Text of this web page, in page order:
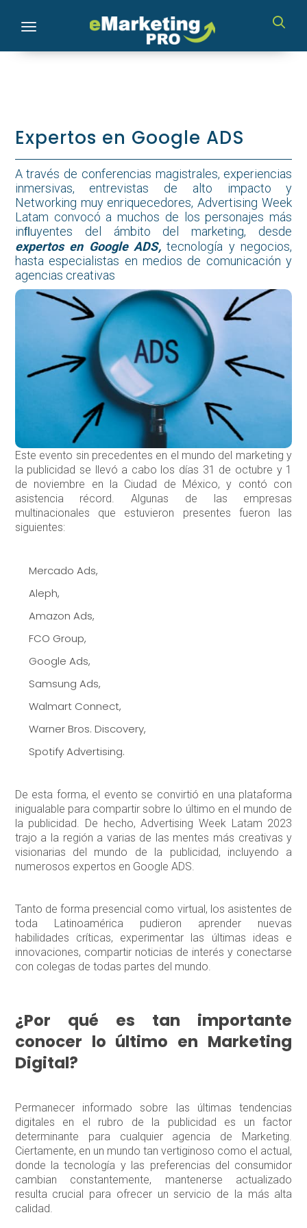
Toggle navigation
Expertos en Google ADS
A través de conferencias magistrales, experiencias
inmersivas, entrevistas de alto impacto y
Networking muy enriquecedores, Advertising Week
Latam convocó a muchos de los personajes más
inﬂuyentes del ámbito del marketing, desde
expertos en Google ADS,tecnología y negocios,
hasta especialistas en medios de comunicación y
agencias creativas
Este evento sin precedentes en el mundo del marketing y
la publicidad se llevó a cabo los días 31 de octubre y 1
de noviembre en la Ciudad de México, y contó con
asistencia récord. Algunas de las empresas
multinacionales que estuvieron presentes fueron las
siguientes:
Mercado Ads,
Aleph,
Amazon Ads,
FCO Group,
Google Ads,
Samsung Ads,
Walmart Connect,
Warner Bros. Discovery,
Spotify Advertising.
De esta forma, el evento se convirtió en una plataforma
inigualable para compartir sobre lo último en el mundo de
la publicidad. De hecho, Advertising Week Latam 2023
trajo a la región a varias de las mentes más creativas y
visionarias del mundo de la publicidad, incluyendo a
numerosos expertos en Google ADS.
Tanto de forma presencial como virtual, los asistentes de
toda Latinoamérica pudieron aprender nuevas
habilidades críticas, experimentar las últimas ideas e
innovaciones, compartir noticias de interés y conectarse
con colegas de todas partes del mundo.
¿Por qué es tan importante
conocer lo último en Marketing
Digital?
Permanecer informado sobre las últimas tendencias
digitales en el rubro de la publicidad es un factor
determinante para cualquier agencia de Marketing.
Ciertamente, en un mundo tan vertiginoso como el actual,
donde la tecnología y las preferencias del consumidor
cambian constantemente, mantenerse actualizado
resulta crucial para ofrecer un servicio de la más alta
calidad.